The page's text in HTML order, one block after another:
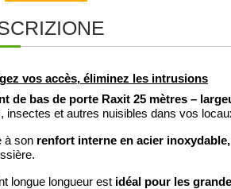
vos accès, éliminez les intrusions
de bas de porte Raxit 25 mètres –
insectes et autres nuisibles dans vos
à son renfort interne en acier inoxydable,
longue longueur est idéal pour les